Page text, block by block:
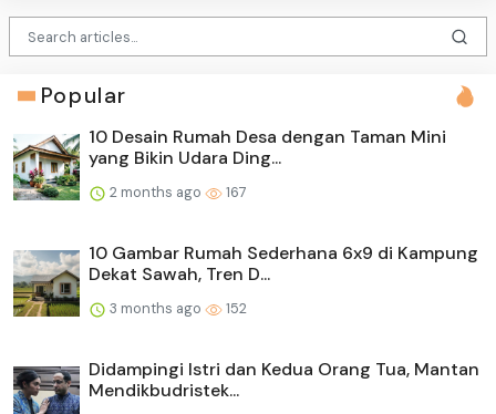
Popular
10 Desain Rumah Desa dengan Taman Mini
yang Bikin Udara Ding...
2 months ago 167
10 Gambar Rumah Sederhana 6x9 di Kampung
Dekat Sawah, Tren D...
3 months ago 152
Didampingi Istri dan Kedua Orang Tua, Mantan
Mendikbudristek...